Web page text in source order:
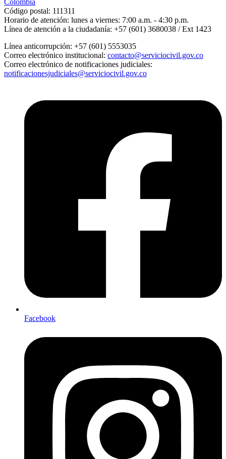
Colombia
Código postal: 111311
Horario de atención: lunes a viernes: 7:00 a.m. - 4:30 p.m.
Línea de atención a la ciudadanía: +57 (601) 3680038 / Ext 1423
Línea anticorrupción: +57 (601) 5553035
Correo electrónico institucional: contacto@serviciocivil.gov.co
Correo electrónico de notificaciones judiciales:
notificacionesjudiciales@serviciocivil.gov.co
Facebook